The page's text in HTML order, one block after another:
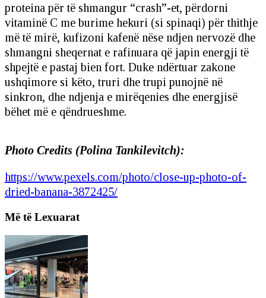
proteina për të shmangur “crash”-et, përdorni
vitaminë C me burime hekuri (si spinaqi) për thithje
më të mirë, kufizoni kafenë nëse ndjen nervozë dhe
shmangni sheqernat e rafinuara që japin energji të
shpejtë e pastaj bien fort. Duke ndërtuar zakone
ushqimore si këto, truri dhe trupi punojnë në
sinkron, dhe ndjenja e mirëqenies dhe energjisë
bëhet më e qëndrueshme.
Photo Credits (Polina Tankilevitch):
https://www.pexels.com/photo/close-up-photo-of-
dried-banana-3872425/
Më të Lexuarat